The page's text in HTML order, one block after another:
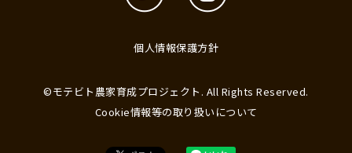
個人情報保護方針
©モテビト農家育成プロジェクト. All Rights Reserved.
Cookie情報等の取り扱いについて